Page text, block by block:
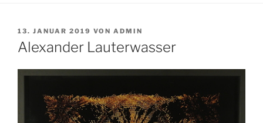
VERÖFFENTLICHT
AM
13. JANUAR 2019 VON ADMIN
Alexander Lauterwasser